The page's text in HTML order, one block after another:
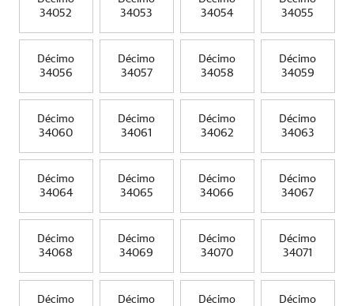
34052
34053
34054
34055
Décimo
34056
Décimo
34057
Décimo
34058
Décimo
34059
Décimo
34060
Décimo
34061
Décimo
34062
Décimo
34063
Décimo
34064
Décimo
34065
Décimo
34066
Décimo
34067
Décimo
34068
Décimo
34069
Décimo
34070
Décimo
34071
Décimo
Décimo
Décimo
Décimo